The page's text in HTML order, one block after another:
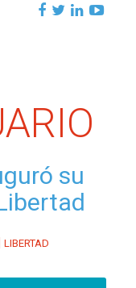
su
|LIBERTAD